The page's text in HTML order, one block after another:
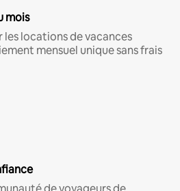
mois
les locations de vacances
mensuel unique sans frais